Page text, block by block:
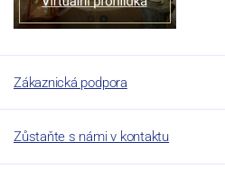
Zákaznická podpora
Zůstaňte s námi v kontaktu